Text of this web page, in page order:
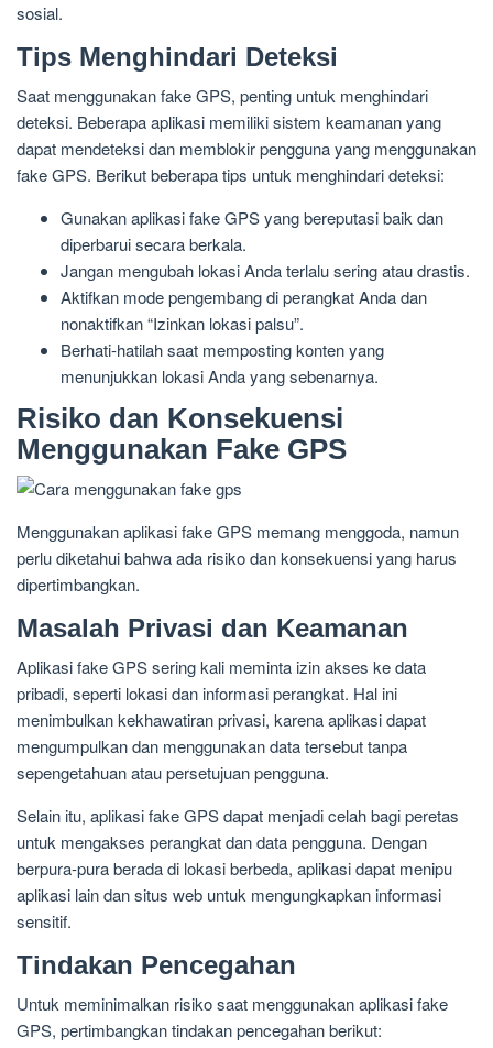
sosial.
Tips Menghindari Deteksi
Saat menggunakan fake GPS, penting untuk menghindari
deteksi. Beberapa aplikasi memiliki sistem keamanan yang
dapat mendeteksi dan memblokir pengguna yang menggunakan
fake GPS. Berikut beberapa tips untuk menghindari deteksi:
Gunakan aplikasi fake GPS yang bereputasi baik dan
diperbarui secara berkala.
Jangan mengubah lokasi Anda terlalu sering atau drastis.
Aktifkan mode pengembang di perangkat Anda dan
nonaktifkan “Izinkan lokasi palsu”.
Berhati-hatilah saat memposting konten yang
menunjukkan lokasi Anda yang sebenarnya.
Risiko dan Konsekuensi
Menggunakan Fake GPS
Menggunakan aplikasi fake GPS memang menggoda, namun
perlu diketahui bahwa ada risiko dan konsekuensi yang harus
dipertimbangkan.
Masalah Privasi dan Keamanan
Aplikasi fake GPS sering kali meminta izin akses ke data
pribadi, seperti lokasi dan informasi perangkat. Hal ini
menimbulkan kekhawatiran privasi, karena aplikasi dapat
mengumpulkan dan menggunakan data tersebut tanpa
sepengetahuan atau persetujuan pengguna.
Selain itu, aplikasi fake GPS dapat menjadi celah bagi peretas
untuk mengakses perangkat dan data pengguna. Dengan
berpura-pura berada di lokasi berbeda, aplikasi dapat menipu
aplikasi lain dan situs web untuk mengungkapkan informasi
sensitif.
Tindakan Pencegahan
Untuk meminimalkan risiko saat menggunakan aplikasi fake
GPS, pertimbangkan tindakan pencegahan berikut: